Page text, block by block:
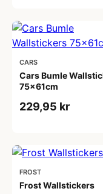
CARS
Cars Bumle
75x61cm
229,95 kr
FROST
Frost Wallstickers